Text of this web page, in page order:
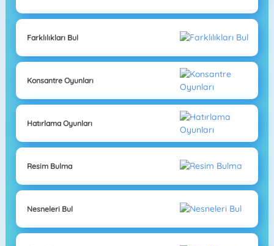
Farklılıkları Bul
Konsantre Oyunları
Hatırlama Oyunları
Resim Bulma
Nesneleri Bul